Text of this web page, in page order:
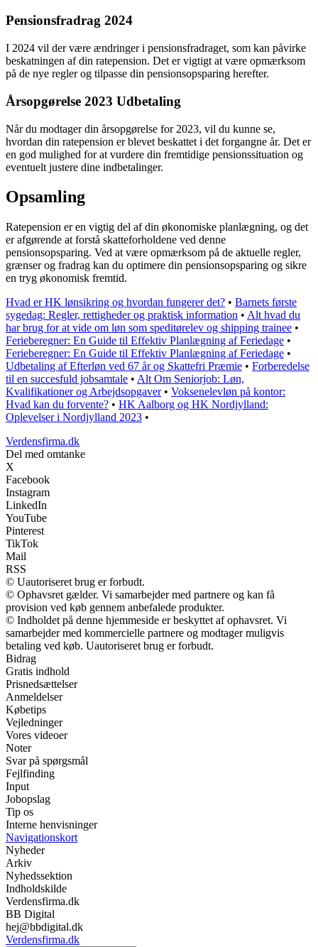
Pensionsfradrag 2024
I 2024 vil der være ændringer i pensionsfradraget, som kan påvirke
beskatningen af din ratepension. Det er vigtigt at være opmærksom
på de nye regler og tilpasse din pensionsopsparing herefter.
Årsopgørelse 2023 Udbetaling
Når du modtager din årsopgørelse for 2023, vil du kunne se,
hvordan din ratepension er blevet beskattet i det forgangne år. Det er
en god mulighed for at vurdere din fremtidige pensionssituation og
eventuelt justere dine indbetalinger.
Opsamling
Ratepension er en vigtig del af din økonomiske planlægning, og det
er afgørende at forstå skatteforholdene ved denne
pensionsopsparing. Ved at være opmærksom på de aktuelle regler,
grænser og fradrag kan du optimere din pensionsopsparing og sikre
en tryg økonomisk fremtid.
Hvad er HK lønsikring og hvordan fungerer det? • Barnets første
sygedag: Regler, rettigheder og praktisk information • Alt hvad du
har brug for at vide om løn som speditørelev og shipping trainee •
Ferieberegner: En Guide til Effektiv Planlægning af Feriedage •
Ferieberegner: En Guide til Effektiv Planlægning af Feriedage •
Udbetaling af Efterløn ved 67 år og Skattefri Præmie • Forberedelse
til en succesfuld jobsamtale • Alt Om Seniorjob: Løn,
Kvalifikationer og Arbejdsopgaver• Voksenelevløn på kontor:
Hvad kan du forvente? • HK Aalborg og HK Nordjylland:
Oplevelser i Nordjylland 2023 •
Verdensfirma.dk
Del med omtanke
X
Facebook
Instagram
LinkedIn
YouTube
Pinterest
TikTok
Mail
RSS
© Uautoriseret brug er forbudt.
© Ophavsret gælder. Vi samarbejder med partnere og kan få
provision ved køb gennem anbefalede produkter.
© Indholdet på denne hjemmeside er beskyttet af ophavsret. Vi
samarbejder med kommercielle partnere og modtager muligvis
betaling ved køb. Uautoriseret brug er forbudt.
Bidrag
Gratis indhold
Prisnedsættelser
Anmeldelser
Købetips
Vejledninger
Vores videoer
Noter
Svar på spørgsmål
Fejlfinding
Input
Jobopslag
Tip os
Interne henvisninger
Navigationskort
Nyheder
Arkiv
Nyhedssektion
Indholdskilde
Verdensfirma.dk
BB Digital
hej@bbdigital.dk
Verdensfirma.dk